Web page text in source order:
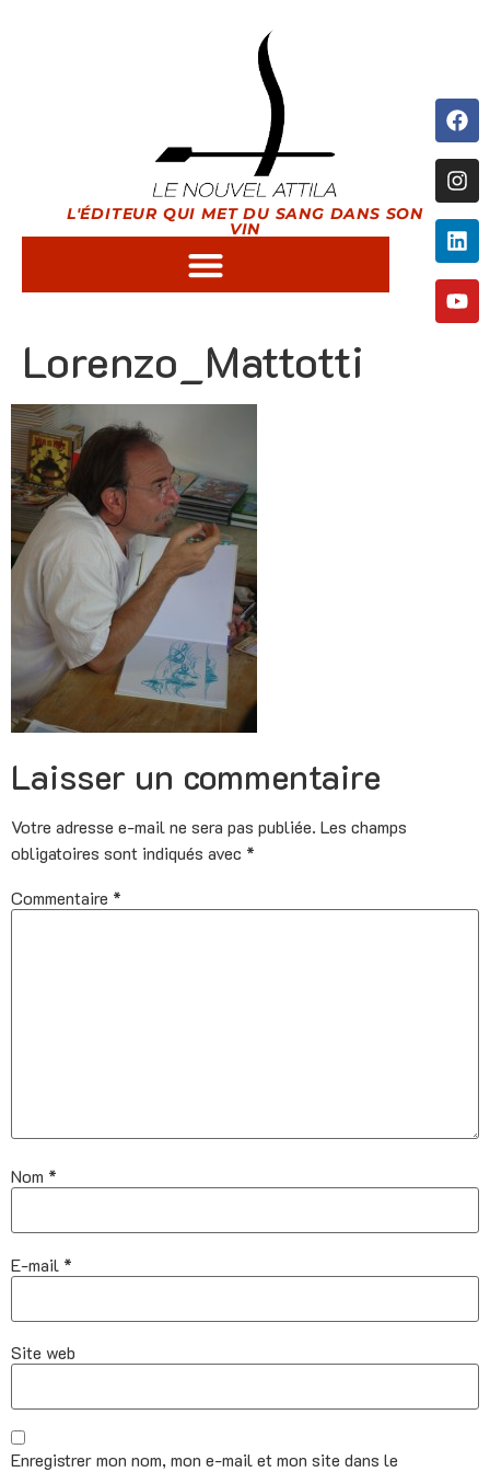
L'ÉDITEUR QUI MET DU SANG DANS SON
VIN
Lorenzo_Mattotti
Laisser un commentaire
Votre adresse e-mail ne sera pas publiée. Les champs
obligatoires sont indiqués avec *
Commentaire *
Nom *
E-mail *
Site web
Enregistrer mon nom, mon e-mail et mon site dans le